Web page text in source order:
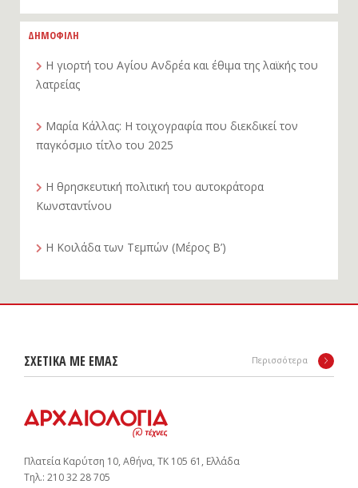
ΔΗΜΟΦΙΛΗ
Η γιορτή του Αγίου Ανδρέα και έθιμα της λαϊκής του
λατρείας
Μαρία Κάλλας: Η τοιχογραφία που διεκδικεί τον
παγκόσμιο τίτλο του 2025
Η θρησκευτική πολιτική του αυτοκράτορα
Κωνσταντίνου
Η Κοιλάδα των Τεμπών (Μέρος Β’)
ΣΧΕΤΙΚΑ ΜΕ ΕΜΑΣ Περισσότερα
Πλατεία Καρύτση 10, Αθήνα, ΤΚ 105 61, Ελλάδα
Tηλ.: 210 32 28 705